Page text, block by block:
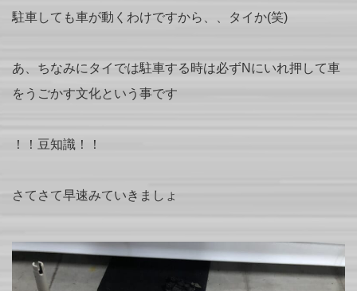
駐車しても車が動くわけですから、、タイか(笑)
あ、ちなみにタイでは駐車する時は必ずNにいれ押して車
をうごかす文化という事です
！！豆知識！！
さてさて早速みていきましょ